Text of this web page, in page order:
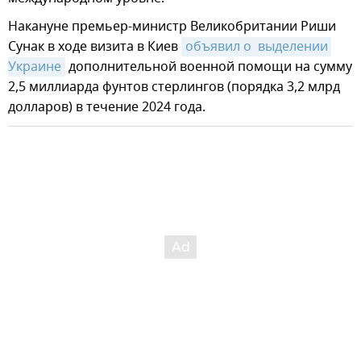
Накануне премьер-министр Великобритании Риши
Сунак в ходе визита в Киев объявил о  выделении
Украине дополнительной военной помощи на сумму
2,5 миллиарда фунтов стерлингов (порядка 3,2 млрд
долларов) в течение 2024 года.